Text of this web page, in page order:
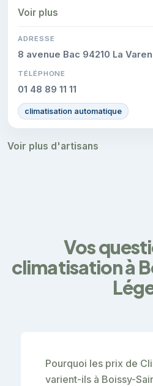
savoir-faire de l'entreprise.
Voir plus
ADRESSE
8 avenue Bac 94210 La
TÉLÉPHONE
01 48 89 11 11
climatisation automatique
Voir plus d'artisans
Vos
climatisation à
Pourquoi les prix de
varient-ils à Boissy-